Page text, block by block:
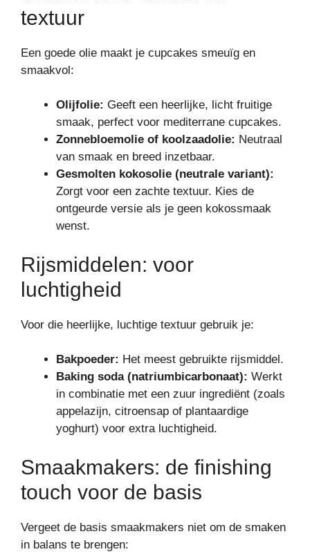
textuur
Een goede olie maakt je cupcakes smeuïg en
smaakvol:
Olijfolie: Geeft een heerlijke, licht fruitige
smaak, perfect voor mediterrane cupcakes.
Zonnebloemolie of koolzaadolie: Neutraal
van smaak en breed inzetbaar.
Gesmolten kokosolie (neutrale variant):
Zorgt voor een zachte textuur. Kies de
ontgeurde versie als je geen kokossmaak
wenst.
Rijsmiddelen: voor
luchtigheid
Voor die heerlijke, luchtige textuur gebruik je:
Bakpoeder: Het meest gebruikte rijsmiddel.
Baking soda (natriumbicarbonaat): Werkt
in combinatie met een zuur ingrediënt (zoals
appelazijn, citroensap of plantaardige
yoghurt) voor extra luchtigheid.
Smaakmakers: de finishing
touch voor de basis
Vergeet de basis smaakmakers niet om de smaken
in balans te brengen: